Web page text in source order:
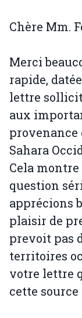
Chère Mm.
Merci
rapide,
lettre
aux
provenance
Sahara
Cela
question
apprécions
plaisir de
prevoit pas
territoires
votre lettre
cette